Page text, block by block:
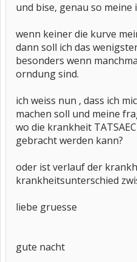
und bise, genau so meine
wenn keiner die kurve
dann soll ich das
besonders wenn
orndung sind.
ich weiss nun , dass ich
machen soll und meine
wo die krankheit
gebracht werden kann?
oder ist verlauf der
krankheitsunterschied
liebe gruesse
gute nacht